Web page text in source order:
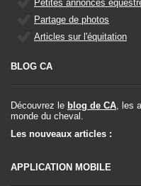
Petites annonces
Partage de photos
Articles sur l'équitation
BLOG CA
Découvrez le blog de CA , les
monde du cheval.
Les nouveaux articles :
APPLICATION MOBILE